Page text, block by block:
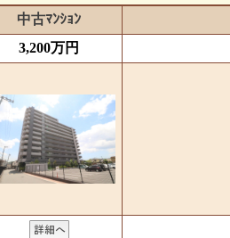
中古ﾏﾝｼｮﾝ
3,200万円